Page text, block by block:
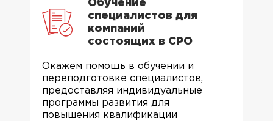
Обучение
специалистов для
компаний
состоящих в СРО
Окажем помощь в обучении и
переподготовке специалистов,
предоставляя индивидуальные
программы развития для
повышения квалификации